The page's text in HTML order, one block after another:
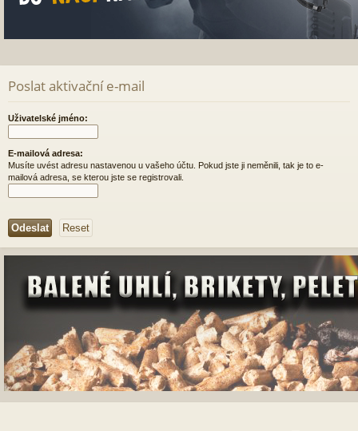
Poslat aktivační e-mail
Uživatelské jméno:
E-mailová adresa:
Musíte uvést adresu nastavenou u vašeho účtu. Pokud jste ji neměnili, tak je to e-
mailová adresa, se kterou jste se registrovali.